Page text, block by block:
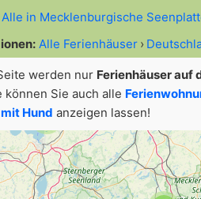
Alle in Mecklenburgische
Alle Ferienhäuser
werden nur Ferienhäuser auf
können Sie auch alle
Hund anzeigen lassen!
8
7